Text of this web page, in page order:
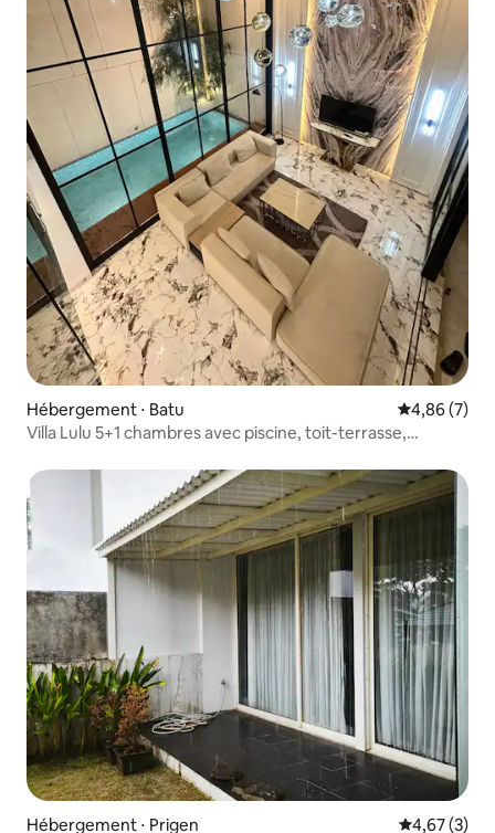
Hébergement ⋅ Batu Évaluation
4,86 (7)
Villa Lulu 5+1 chambres avec piscine, toit-terrasse,
Hébergement ⋅ Prigen Évaluation
4,67 (3)